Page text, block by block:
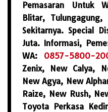
Pemasaran Untuk
Blitar,
Sekitarnya. Special
Juta. Informasi,
WA: 0857-5800-
Zenix, New Calya,
New Agya, New
Raize, New Rush,
Toyota Perkasa